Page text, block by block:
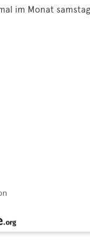
im Monat